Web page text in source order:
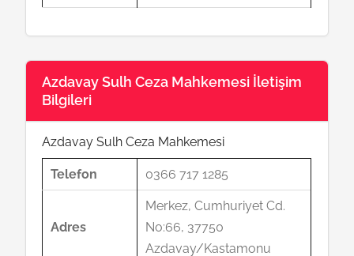
Azdavay Sulh Ceza Mahkemesi İletişim
Bilgileri
Azdavay Sulh Ceza Mahkemesi
Telefon 0366 717 1285
Adres
Merkez, Cumhuriyet Cd.
No:66, 37750
Azdavay/Kastamonu